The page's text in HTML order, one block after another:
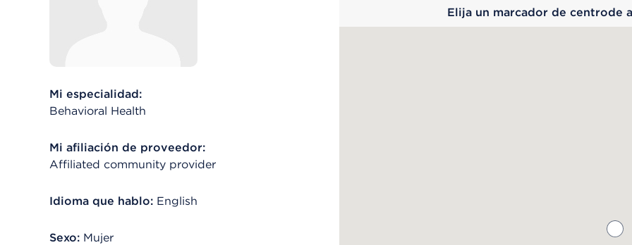
Mi especialidad:
Behavioral Health
Mi afiliación de proveedor:
Affiliated community provider
Idioma que hablo: English
Sexo: Mujer
Elija un marcador de centrode